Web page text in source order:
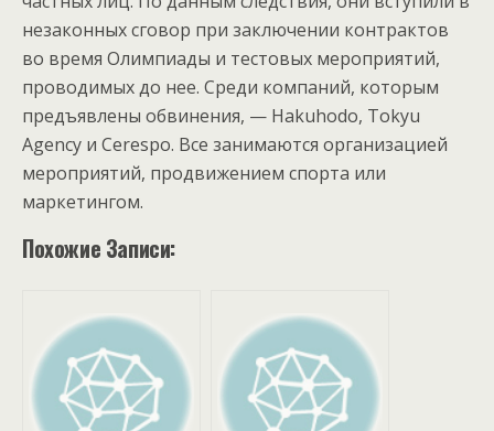
незаконных сговор при заключении контрактов
во время Олимпиады и тестовых мероприятий,
проводимых до нее. Среди компаний, которым
предъявлены обвинения, — Hakuhodo, Tokyu
Agency и Cerespo. Все занимаются организацией
мероприятий, продвижением спорта или
маркетингом.
Похожие Записи: